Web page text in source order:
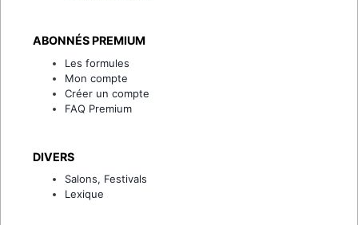
ABONNÉS PREMIUM
Les formules
Mon compte
Créer un compte
FAQ Premium
DIVERS
Salons, Festivals
Lexique